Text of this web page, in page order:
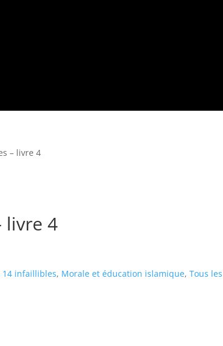
– livre 4
livre 4
14 infaillibles, Morale et éducation islamique,Tous